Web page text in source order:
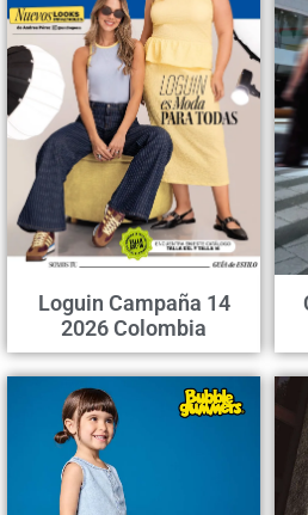
Loguin Campaña 14
2026 Colombia